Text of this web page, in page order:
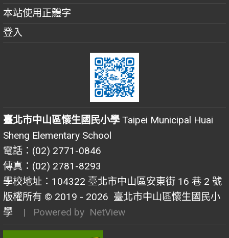
本站使用正體字
登入
臺北市中山區懷生國民小學 Taipei Municipal Huai
Sheng Elementary School
電話：(02) 2771-0846
傳真：(02) 2781-8293
學校地址：104322 臺北市中山區安東街 16 巷 2 號
版權所有 © 2019 - 2026 臺北市中山區懷生國民小
學
| Powered by NetView